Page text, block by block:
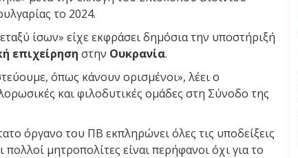
το 2024.
ίσων» είχε εκφράσει δημόσια την υποστήριξή
επιχείρηση στην Ουκρανία.
όπως κάνουν ορισμένοι», λέει ο
και φιλοδυτικές ομάδες στη Σύνοδο της
όργανο του ΠΒ εκπληρώνει όλες τις υποδείξεις
μητροπολίτες είναι περήφανοι όχι για το